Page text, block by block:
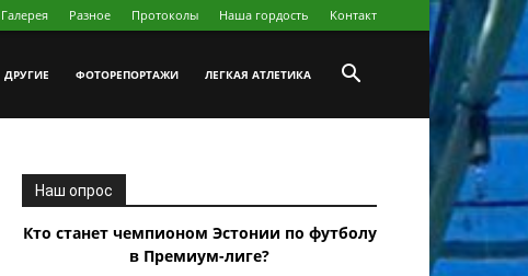
Галерея Разное Протоколы Наша гордость Koнтакт
ДРУГИЕ ФОТОРЕПОРТАЖИ ЛЕГКАЯ АТЛЕТИКА
Наш опрос
Кто станет чемпионом Эстонии по футболу
в Премиум-лиге?